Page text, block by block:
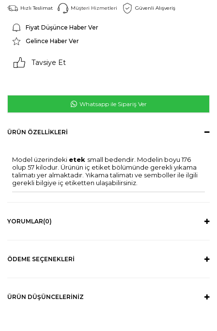
Hızlı Teslimat Müşteri Hizmetleri Güvenli Alışveriş
Fiyat Düşünce Haber Ver
Gelince Haber Ver
Tavsiye Et
Whatsapp ile Sipariş Ver
ÜRÜN ÖZELLIKLERI
Model üzerindeki etek small bedendir. Modelin boyu 176
olup 57 kilodur. Ürünün iç etiket bölümünde gerekli yıkama
talimatı yer almaktadır. Yıkama talimatı ve semboller ile ilgili
gerekli bilgiye iç etiketten ulaşabilirsiniz.
YORUMLAR(0)
ÖDEME SEÇENEKLERI
ÜRÜN DÜŞÜNCELERINIZ